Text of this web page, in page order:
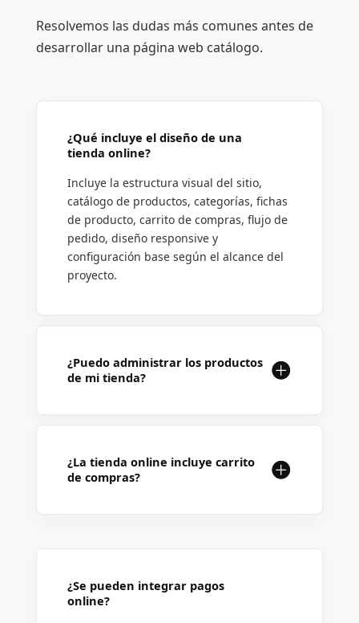
Resolvemos las dudas más comunes antes de
desarrollar una página web catálogo.
¿Qué incluye el diseño de una
tienda online?
Incluye la estructura visual del sitio,
catálogo de productos, categorías, fichas
de producto, carrito de compras, flujo de
pedido, diseño responsive y
configuración base según el alcance del
proyecto.
¿Puedo administrar los productos
de mi tienda?
¿La tienda online incluye carrito
de compras?
¿Se pueden integrar pagos
online?